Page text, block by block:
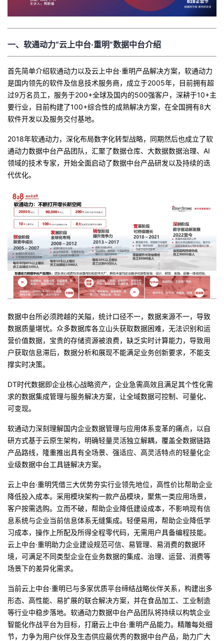
一、软通动力“云上中台·重明”数据中台介绍
首先简单介绍软通动力以及云上中台·重明产品解决方案，软通动力
是国内领先的软件及信息技术服务商，成立于2005年，目前拥有超
过9万名员工，服务于200+全球及国内的500强客户，深耕于10+主
要行业，目前构建了100+综合性的成熟解决方案，在全国拥有8大
软件开发以及服务交付基地。
2018年软通动力，深化布局数字化转型战略，同期然后也成立了软
通动力数据中台产品团队，汇聚了数据仓库、大数据数据治理、AI
领域的技术专家，开始全面启动了数据中台产品研发以及持续的迭
代优化。
数据中台所必须跨越的关隘，统计口径不一，数据来源不一，导致
数据质量堪忧。众多数据库各立山头获取数据困难，无法识别和运
营价值数据，宝贵的存储资源被浪费，缺乏实时计算能力，导致用
户获取信息滞后，数据分析和展现不能满足业务创新要求，不能支
撑实时决策。
DT时代数据即企业核心战略资产，企业急需高效且满足其个性化需
求的数据集成管理与服务解决方案，让全域数据可控制、可量化、
可变现。
软通动力深刻理解国内企业数据管理与应用体系变革的痛点，以自
研方式基于云原生架构，明确轻量灵活独立解耦，覆盖全数据链路
产品路线，隆重推出具有全场景、强适应、高灵活特点的轻量化企
业级数据中台工具链解决方案。
云上中台·重明凭借三大优势夯实行业领先地位，高性价比帮助企业
降低投入成本。采用模块架构一款产品模块，聚焦一类应用场景，
客户按需选购。立而不破，帮助企业降低建设成本，不影响现有信
息系统与企业当前信息体系无缝集成。轻便易用，帮助企业降低学
习成本，操作上所配及所得全程零代码，无需用户具备编程技能。
云上中台·重明助力企业建设规范可信、易管理、易消费的数据环
境，可满足不同类型企业在业务数据的集成、治理、运营、消费等
场景下的差异化需求。
当前云上中台·重明已与多家优质平台缔结战略伙伴关系，构建出多
形态、高性能、易扩展的联合解决方案，并在食品加工、工业制造
等行业中稳步落地。软通动力数据中台产品团队将持续以构筑企业
智能化作战平台为目标，打磨云上中台·重明产品能力。精雕每处细
节，力争为用户伙伴及生态供应最优秀的数据中台产品，助力广大